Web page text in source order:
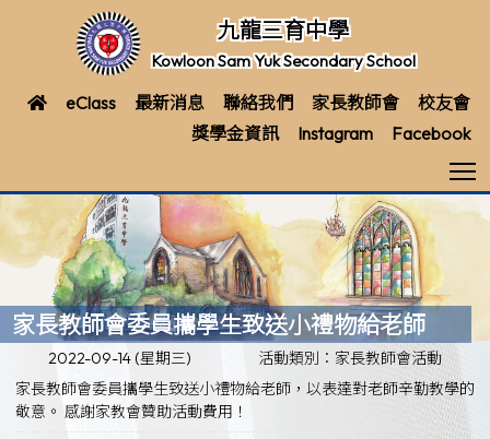
九龍三育中學
Kowloon Sam Yuk Secondary School
eClass 最新消息 聯絡我們 家長教師會
校友會
獎學金資訊
Instagram Facebook
家長教師會委員攜學生致送小禮物給老師
2022-09-14 (星期三)
活動類別：家長教師會活動
家長教師會委員攜學生致送小禮物給老師，以表達對老師辛勤教學的
敬意。 感謝家教會贊助活動費用！